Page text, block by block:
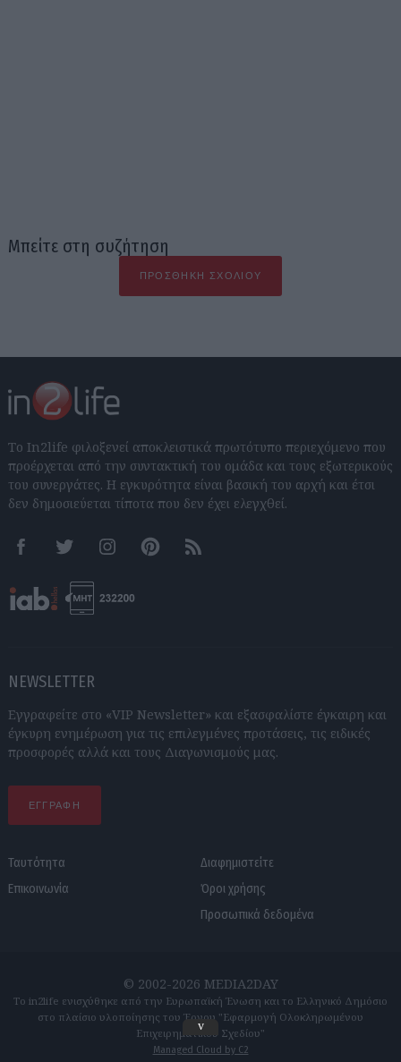
Μπείτε στη συζήτηση
ΠΡΟΣΘΉΚΗ ΣΧΟΛΊΟΥ
Το In2life φιλοξενεί αποκλειστικά πρωτότυπο περιεχόμενο που
προέρχεται από την συντακτική του ομάδα και τους εξωτερικούς
του συνεργάτες. Η εγκυρότητα είναι βασική του αρχή και έτσι
δεν δημοσιεύεται τίποτα που δεν έχει ελεγχθεί.
FacebookTwitter InstagramPinterestRSS feeds
NEWSLETTER
Εγγραφείτε στο «VIP Newsletter» και εξασφαλίστε έγκαιρη και
έγκυρη ενημέρωση για τις επιλεγμένες προτάσεις, τις ειδικές
προσφορές αλλά και τους Διαγωνισμούς μας.
ΕΓΓΡΑΦΗ
Ταυτότητα
Επικοινωνία
Διαφημιστείτε
Όροι χρήσης
Προσωπικά δεδομένα
© 2002-2026 MEDIA2DAY
Το in2life ενισχύθηκε από την Ευρωπαϊκή Ένωση και το Ελληνικό Δημόσιο
στο πλαίσιο υλοποίησης του Έργου "Εφαρμογή Ολοκληρωμένου
Επιχειρηματικού Σχεδίου"
Managed Cloud by C2
v